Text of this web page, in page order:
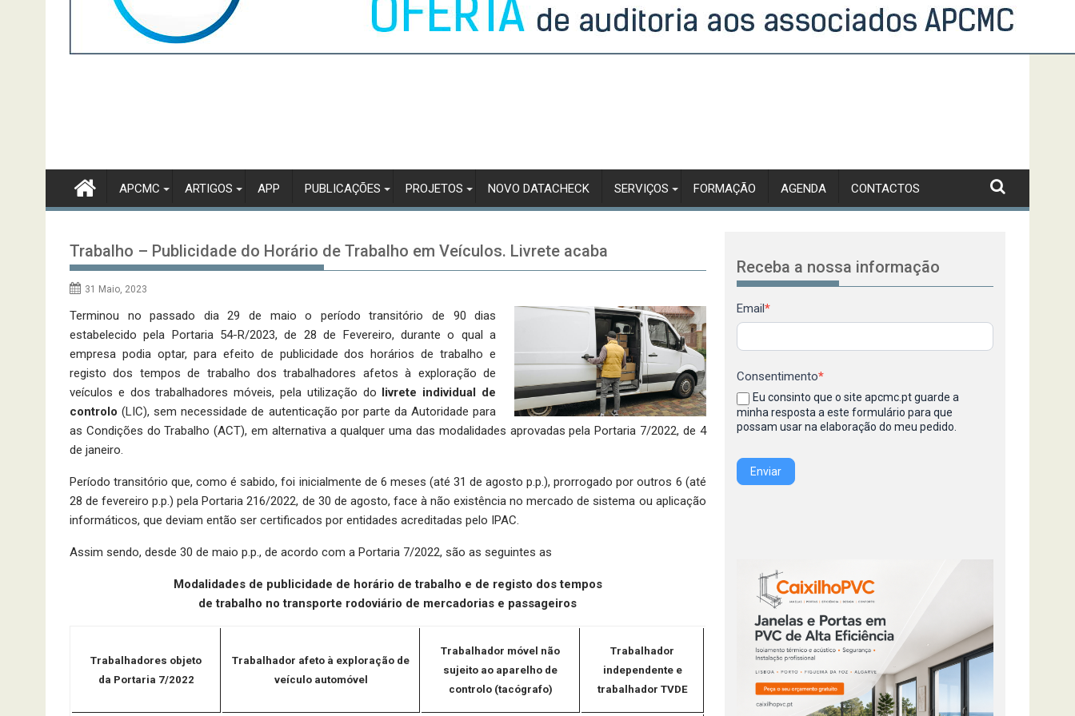
APCMC ARTIGOS APP PUBLICAÇÕES PROJETOS NOVO DATACHECK SERVIÇOS FORMAÇÃO AGENDA CONTACTOS
Trabalho – Publicidade do Horário de Trabalho em Veículos. Livrete acaba
31 Maio, 2023
Terminou no passado dia 29 de maio o período transitório de 90 dias
estabelecido pela Portaria 54-R/2023, de 28 de Fevereiro, durante o qual a
empresa podia optar, para efeito de publicidade dos horários de trabalho e
registo dos tempos de trabalho dos trabalhadores afetos à exploração de
veículos e dos trabalhadores móveis, pela utilização do
livrete individual de
controlo (LIC), sem necessidade de autenticação por parte da Autoridade para
as Condições do Trabalho (ACT), em alternativa a qualquer uma das modalidades aprovadas pela Portaria 7/2022, de 4
de janeiro.
Período transitório que, como é sabido, foi inicialmente de 6 meses (até 31 de agosto p.p.), prorrogado por outros 6 (até
28 de fevereiro p.p.) pela Portaria 216/2022, de 30 de agosto, face à não existência no mercado de sistema ou aplicação
informáticos, que deviam então ser certificados por entidades acreditadas pelo IPAC.
Assim sendo, desde 30 de maio p.p., de acordo com a Portaria 7/2022, são as seguintes as
Modalidades de publicidade de horário de trabalho e de registo dos tempos
de trabalho no transporte rodoviário de mercadorias e passageiros
Trabalhadores objeto
da Portaria 7/2022
Trabalhador afeto à exploração de
veículo automóvel
Trabalhador móvel não
sujeito ao aparelho de
controlo (tacógrafo)
Trabalhador
independente e
trabalhador TVDE
Receba a nossa informação
Newsletter
Email *
Consentimento*
Eu consinto que o site apcmc.pt guarde a
minha resposta a este formulário para que
possam usar na elaboração do meu pedido.
Enviar